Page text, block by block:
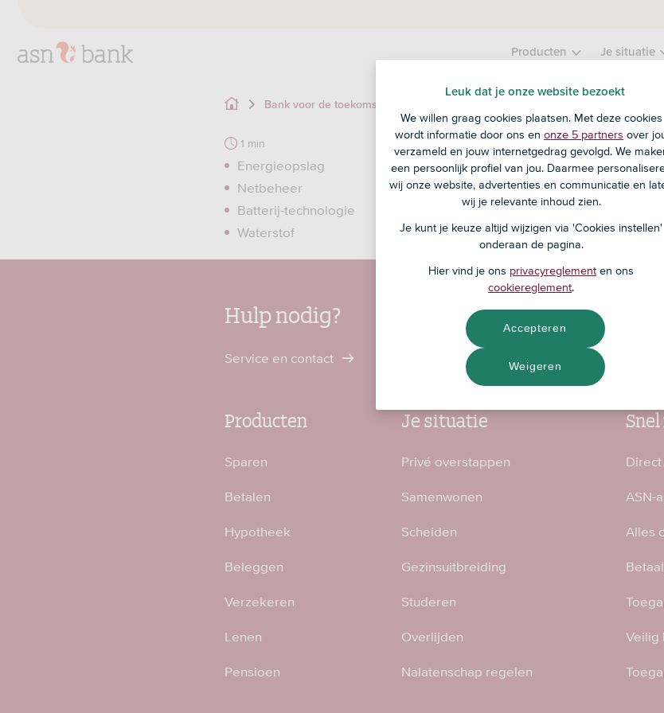
Producten Je situatie
Bank voor de toekomst
1 min
Energieopslag
Netbeheer
Batterij-technologie
Waterstof
Hulp nodig?
Service en contact Vind een ASN-kantoor Meld fraude
Producten
Sparen
Betalen
Hypotheek
Beleggen
Verzekeren
Lenen
Pensioen
Je situatie
Privé overstappen
Samenwonen
Scheiden
Gezinsuitbreiding
Studeren
Overlijden
Nalatenschap regelen
ASN-
Alles
Veilig
Leuk dat je onze website bezoekt
We willen graag cookies plaatsen. Met deze cookies
wordt informatie door ons en onze 5 partners over
verzameld en jouw internetgedrag gevolgd. We
een persoonlijk profiel van jou. Daarmee
wij onze website, advertenties en communicatie en
wij je relevante inhoud zien.
Je kunt je keuze altijd wijzigen via 'Cookies instellen'
onderaan de pagina.
Hier vind je ons privacyreglement en ons
cookiereglement.
Weigeren
Accepteren